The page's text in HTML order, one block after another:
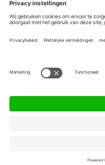
Service & Contact
Contact
FAQ
Werken bij ons
Algemene Voorwaarden